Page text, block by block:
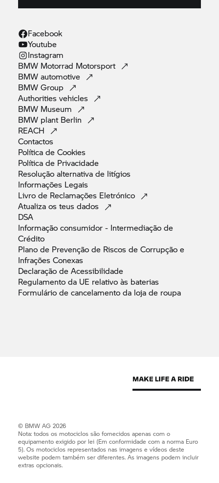
Facebook
Youtube
Instagram
BMW Motorrad Motorsport
BMWautomotive
BMWGroup
Authoritiesvehicles
BMW Museum
BMW plant Berlin
REACH
Contactos
Política deCookies
Política de Privacidade
Resolução alternativa de litígios
Informações Legais
Livro de Reclamações Eletrónico
Atualiza os teusdados
DSA
Informação consumidor - Intermediação de
Crédito
Plano de Prevenção de Riscos de Corrupção e
InfraçõesConexas
Declaração deAcessibilidade
Regulamento da UE relativo às baterias
Formulário de cancelamento da loja de roupa
© BMW AG 2026
Nota: todos os motociclos são fornecidos apenas com o
equipamento exigido por lei (Em conformidade com a norma Euro
5). Os motociclos representados nas imagens e vídeos deste
website podem também ser diferentes. As imagens podem incluir
extras opcionais.